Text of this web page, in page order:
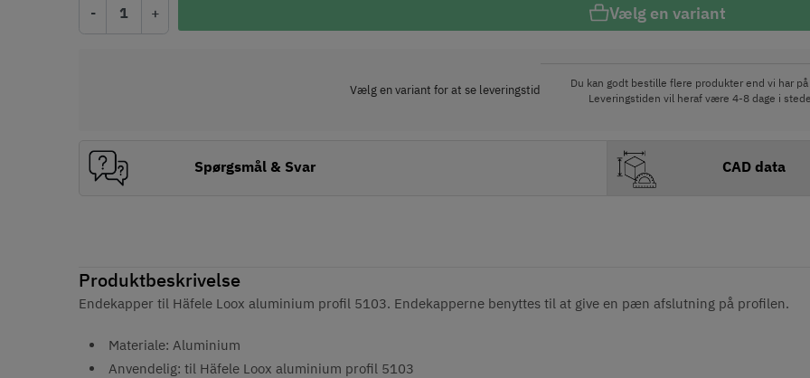
Produktbeskrivelse
Endekapper til Häfele Loox aluminium profil 5103. Endekapperne benyttes til at give en pæn afslutning på profilen.
Materiale: Aluminium
Anvendelig: til Häfele Loox aluminium profil 5103
- + Vælg en variant
Vælg en variant for at se leveringstid
Du kan godt bestille flere produkter end vi har på
Leveringstiden vil heraf være 4-8 dage i
Spørgsmål & Svar CAD data